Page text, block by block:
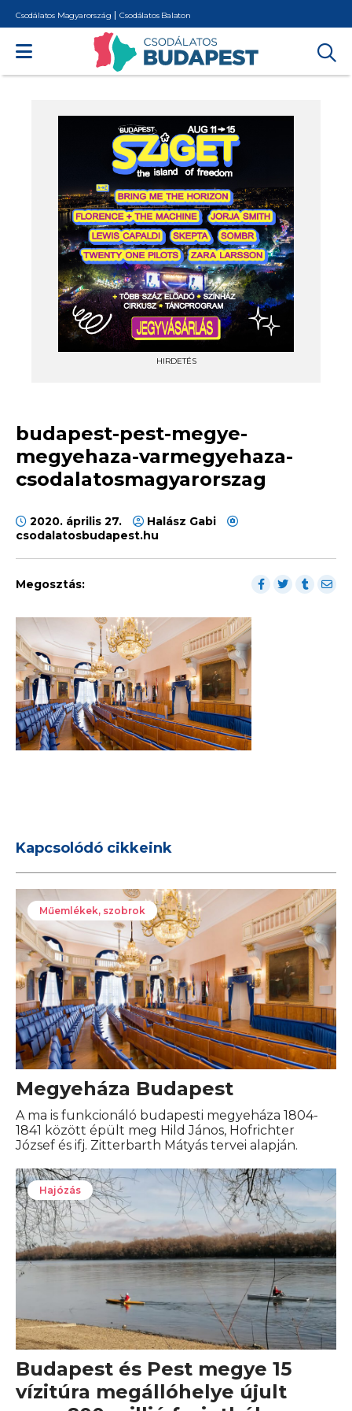
Csodálatos Magyarország Csodálatos Balaton
HIRDETÉS
budapest-pest-megye-
megyehaza-varmegyehaza-
csodalatosmagyarorszag
2020. április 27.
Halász Gabi
csodalatosbudapest.hu
Megosztás:
Kapcsolódó cikkeink
Műemlékek, szobrok
Megyeháza Budapest
A ma is funkcionáló budapesti megyeháza 1804-
1841 között épült meg Hild János, Hofrichter
József és ifj. Zitterbarth Mátyás tervei alapján.
Hajózás
Budapest és Pest megye 15
vízitúra megállóhelye újult